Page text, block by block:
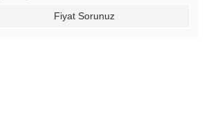
Fiyat Sorunuz